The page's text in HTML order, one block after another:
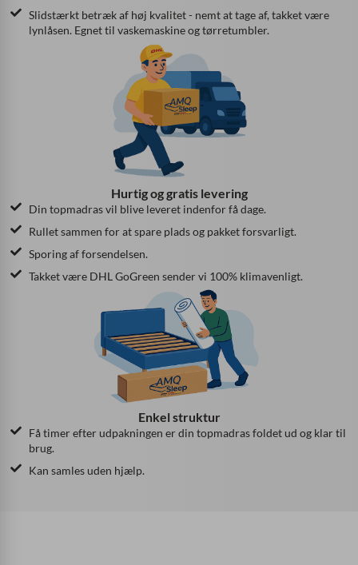
Slidstærkt betræk af høj kvalitet - nemt at tage af, takket være
lynlåsen. Egnet til vaskemaskine og tørretumbler.
Hurtig og gratis levering
Din topmadras vil blive leveret indenfor få dage.
Rullet sammen for at spare plads og pakket forsvarligt.
Sporing af forsendelsen.
Takket være DHL GoGreen sender vi 100% klimavenligt.
Enkel struktur
Få timer efter udpakningen er din topmadras foldet ud og klar til
brug.
Kan samles uden hjælp.